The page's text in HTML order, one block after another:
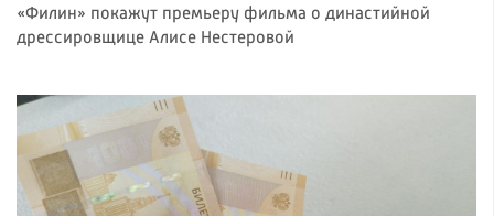
«Филин» покажут премьеру фильма о династийной
дрессировщице Алисе Нестеровой